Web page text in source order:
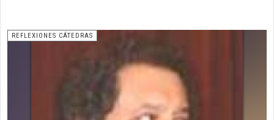
REFLEXIONES CÁTEDRAS